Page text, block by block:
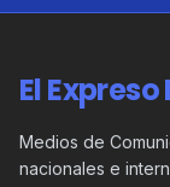
El
Medios de
nacionales e